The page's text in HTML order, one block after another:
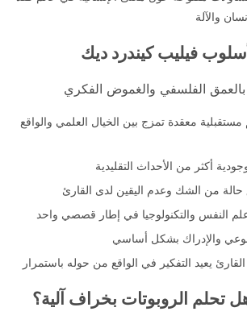
والآلة
فيليب كيندرد ديك
بالعمق الفلسفي والغموض الفكري
مستقبلية معقدة تمزج بين الخيال العلمي والواقع
أكثر من الأحداث التقليدية
من الشك وعدم اليقين لدى القارئ
النفس والتكنولوجيا في إطار قصصي واحد
والإدراك بشكل أساسي
يعيد التفكير في الواقع من حوله باستمرار
تحلم الروبوتات بخراف آلية؟